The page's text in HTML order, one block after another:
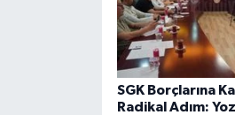
SGK Borçlarına
Radikal Adım: